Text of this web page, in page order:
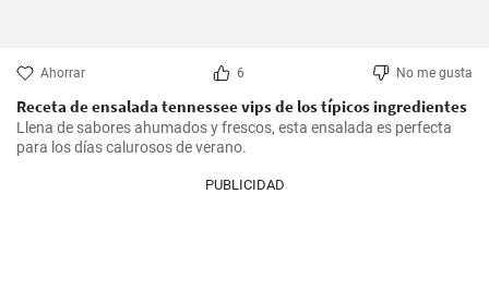
Ahorrar 6 No me gusta
Receta de ensalada tennessee vips de los típicos ingredientes
Llena de sabores ahumados y frescos, esta ensalada es perfecta
para los días calurosos de verano.
PUBLICIDAD